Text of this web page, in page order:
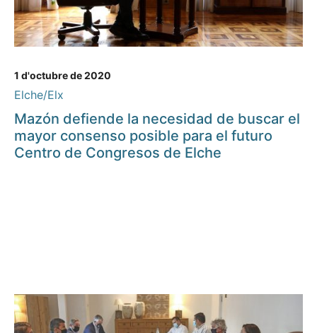
1 d'octubre de 2020
Elche/Elx
Mazón defiende la necesidad de buscar el
mayor consenso posible para el futuro
Centro de Congresos de Elche